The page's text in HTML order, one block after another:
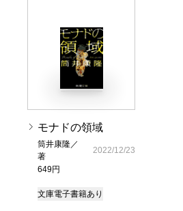
モナドの領域
筒井康隆／
著
649円
2022/12/23
文庫電子書籍あり